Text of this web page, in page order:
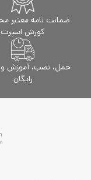
ضمانت نامه معتبر
کورش اسپرت
حمل، نصب، آموزش
رایگان